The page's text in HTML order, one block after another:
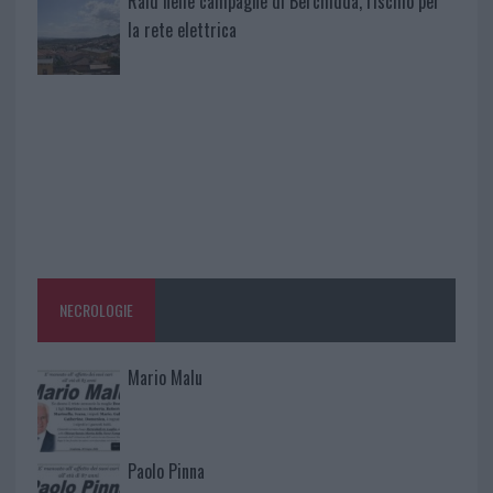
la rete elettrica
NECROLOGIE
Mario Malu
Paolo Pinna